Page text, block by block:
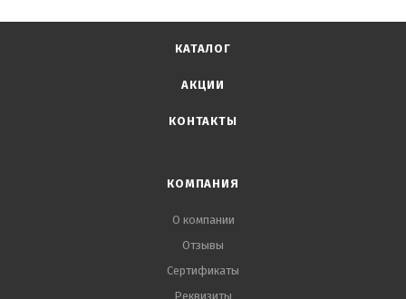
КАТАЛОГ
АКЦИИ
КОНТАКТЫ
КОМПАНИЯ
О компании
Отзывы
Сертификаты
Реквизиты